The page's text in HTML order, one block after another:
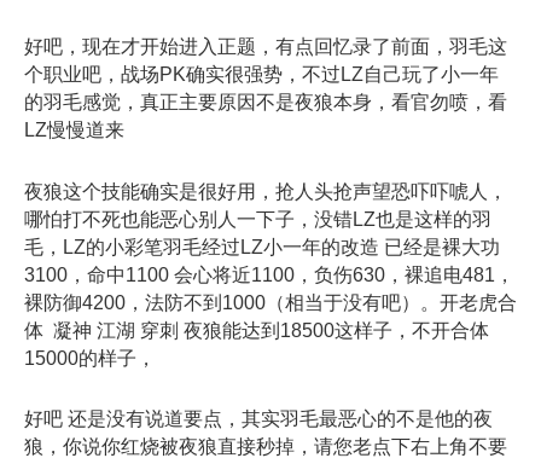
好吧，现在才开始进入正题，有点回忆录了前面，羽毛这
个职业吧，战场PK确实很强势，不过LZ自己玩了小一年
的羽毛感觉，真正主要原因不是夜狼本身，看官勿喷，看
LZ慢慢道来
夜狼这个技能确实是很好用，抢人头抢声望恐吓吓唬人，
哪怕打不死也能恶心别人一下子，没错LZ也是这样的羽
毛，LZ的小彩笔羽毛经过LZ小一年的改造 已经是裸大功
3100，命中1100 会心将近1100，负伤630，裸追电481，
裸防御4200，法防不到1000（相当于没有吧）。开老虎合
体 凝神 江湖 穿刺 夜狼能达到18500这样子，不开合体
15000的样子，
好吧 还是没有说道要点，其实羽毛最恶心的不是他的夜
狼，你说你红烧被夜狼直接秒掉，请您老点下右上角不要